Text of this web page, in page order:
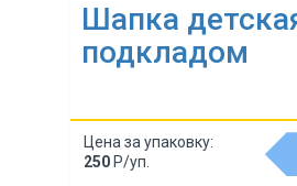
Шапка
подкладом
Цена за упаковку:
250 Р/уп.